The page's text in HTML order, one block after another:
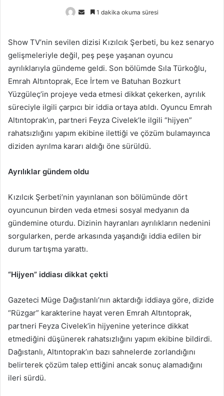
Bir
göndermek
1 dakika okuma süresi
Show TV’nin sevilen dizisi Kızılcık Şerbeti, bu kez senaryo
gelişmeleriyle değil, peş peşe yaşanan oyuncu
ayrılıklarıyla gündeme geldi. Son bölümde Sıla Türkoğlu,
Emrah Altıntoprak, Ece İrtem ve Batuhan Bozkurt
Yüzgüleç’in projeye veda etmesi dikkat çekerken, ayrılık
süreciyle ilgili çarpıcı bir iddia ortaya atıldı. Oyuncu Emrah
Altıntoprak’ın, partneri Feyza Civelek’le ilgili “hijyen”
rahatsızlığını yapım ekibine ilettiği ve çözüm bulamayınca
diziden ayrılma kararı aldığı öne sürüldü.
Ayrılıklar gündem oldu
Kızılcık Şerbeti’nin yayınlanan son bölümünde dört
oyuncunun birden veda etmesi sosyal medyanın da
gündemine oturdu. Dizinin hayranları ayrılıkların nedenini
sorgularken, perde arkasında yaşandığı iddia edilen bir
durum tartışma yarattı.
“Hijyen” iddiası dikkat çekti
Gazeteci Müge Dağıstanlı’nın aktardığı iddiaya göre, dizide
“Rüzgar” karakterine hayat veren Emrah Altıntoprak,
partneri Feyza Civelek’in hijyenine yeterince dikkat
etmediğini düşünerek rahatsızlığını yapım ekibine bildirdi.
Dağıstanlı, Altıntoprak’ın bazı sahnelerde zorlandığını
belirterek çözüm talep ettiğini ancak sonuç alamadığını
ileri sürdü.